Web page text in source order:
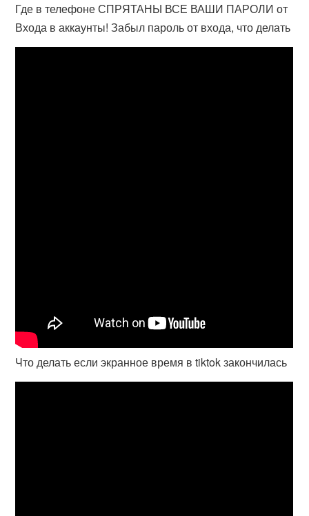
Где в телефоне СПРЯТАНЫ ВСЕ ВАШИ ПАРОЛИ от
Входа в аккаунты! Забыл пароль от входа, что делать
Что делать если экранное время в tiktok закончилась